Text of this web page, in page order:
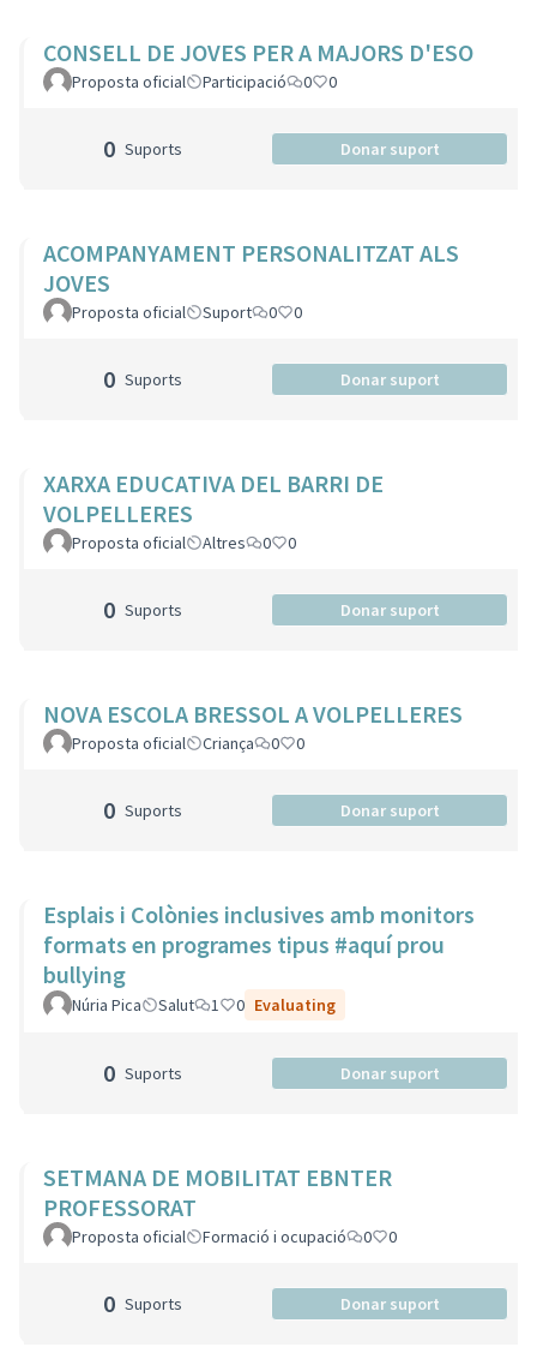
CONSELL DE JOVES PER A MAJORS D'ESO
Proposta oficial Participació 0 0
0 Suports Donar suport
ACOMPANYAMENT PERSONALITZAT ALS
JOVES
Proposta oficial Suport 0 0
0 Suports Donar suport
XARXA EDUCATIVA DEL BARRI DE
VOLPELLERES
Proposta oficial Altres 0 0
0 Suports Donar suport
NOVA ESCOLA BRESSOL A VOLPELLERES
Proposta oficial Criança 0 0
0 Suports Donar suport
Esplais i Colònies inclusives amb monitors
formats en programes tipus #aquí prou
bullying
Núria Pica Salut 1 0 Evaluating
0 Suports Donar suport
SETMANA DE MOBILITAT EBNTER
PROFESSORAT
Proposta oficial Formació i ocupació 0 0
0 Suports Donar suport